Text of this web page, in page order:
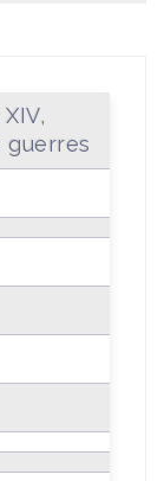
guerres